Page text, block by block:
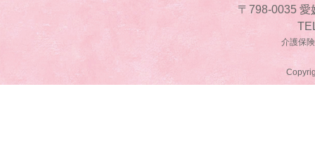
〒798-0035 愛
介護保